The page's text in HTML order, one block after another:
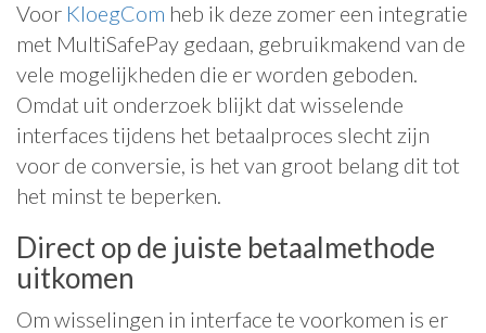
Voor KloegCom heb ik deze zomer een integratie
met MultiSafePay gedaan, gebruikmakend van de
vele mogelijkheden die er worden geboden.
Omdat uit onderzoek blijkt dat wisselende
interfaces tijdens het betaalproces slecht zijn
voor de conversie, is het van groot belang dit tot
het minst te beperken.
Direct op de juiste betaalmethode
uitkomen
Om wisselingen in interface te voorkomen is er